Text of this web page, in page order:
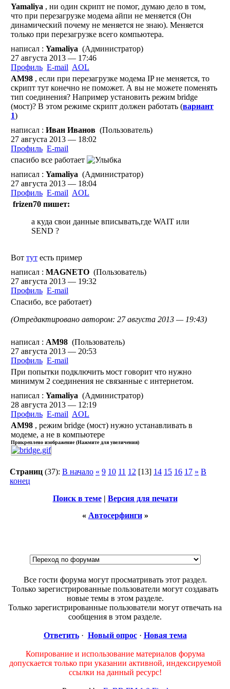
Yamaliya , ни один скрипт не помог, думаю дело в том,
что при перезагрузке модема айпи не меняется (Он
динамический почему не меняется не знаю). Меняется
только при перезагрузке всего компьютера.
написал : Yamaliya (Администратор)
27 августа 2013 — 17:46
Профиль E-mail AOL
AM98 , если при перезагрузке модема IP не меняется, то
скрипт тут конечно не поможет. А вы не можете поменять
тип соединения? Например установить режим bridge
(мост)? В этом режиме скрипт должен работать (вариант
1)
написал : Иван Иванов (Пользователь)
27 августа 2013 — 18:02
Профиль E-mail
спасибо все работает
написал : Yamaliya (Администратор)
27 августа 2013 — 18:04
Профиль E-mail AOL
frizen70 пишет:
а куда свои данные вписывать,где WAIT или
SEND ?
Вот тут есть пример
написал : MAGNETO (Пользователь)
27 августа 2013 — 19:32
Профиль E-mail
Спасибо, все работает)
(Отредактировано автором: 27 августа 2013 — 19:43)
написал : AM98 (Пользователь)
27 августа 2013 — 20:53
Профиль E-mail
При попытки подключить мост говорит что нужно
минимум 2 соединения не связанные с интернетом.
написал : Yamaliya (Администратор)
28 августа 2013 — 12:19
Профиль E-mail AOL
AM98 , режим bridge (мост) нужно устанавливать в
модеме, а не в компьютере
Прикреплено изображение (Нажмите для увеличения)
Страниц (37): В начало « 9 10 11 12 [13] 14 15 16 17 » В
конец
Поиск в теме| Версия для печати
« Автосерфинги»
Все гости форума могут просматривать этот раздел.
Только зарегистрированные пользователи могут создавать
новые темы в этом разделе.
Только зарегистрированные пользователи могут отвечать на
сообщения в этом разделе.
Ответить· Новый опрос· Новая тема
Копирование и использование материалов форума
допускается только при указании активной, индексируемой
ссылки на данный ресурс!